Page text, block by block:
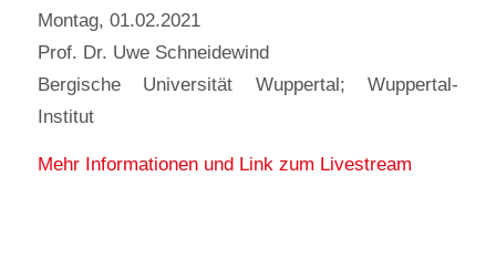
Montag, 01.02.2021
Prof. Dr. Uwe Schneidewind
Bergische Universität Wuppertal; Wuppertal-
Institut
Mehr Informationen und Link zum Livestream